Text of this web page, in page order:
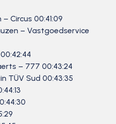
Circus 00:41:09
– Vastgoedservice
– 777 00:43:24
TÜV Sud 00:43:35